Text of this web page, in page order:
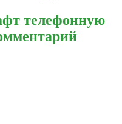
телефонную